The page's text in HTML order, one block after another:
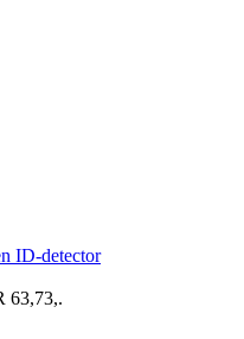
ID-detector
63,73,.